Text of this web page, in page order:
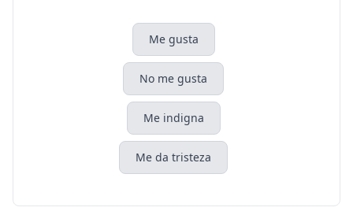
Me gusta
No me gusta
Me indigna
Me da tristeza